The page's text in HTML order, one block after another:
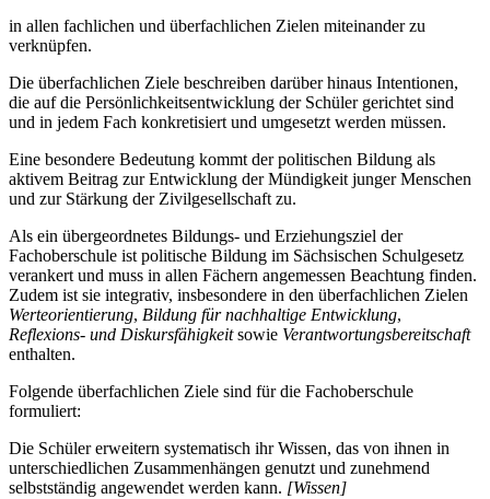
in allen fachlichen und überfachlichen Zielen miteinander zu
verknüpfen.
Die überfachlichen Ziele beschreiben darüber hinaus Intentionen,
die auf die Persönlichkeitsentwicklung der Schüler gerichtet sind
und in jedem Fach konkretisiert und umgesetzt werden müssen.
Eine besondere Bedeutung kommt der politischen Bildung als
aktivem Beitrag zur Entwicklung der Mündigkeit junger Menschen
und zur Stärkung der Zivilgesellschaft zu.
Als ein übergeordnetes Bildungs- und Erziehungsziel der
Fachoberschule ist politische Bildung im Sächsischen Schulgesetz
verankert und muss in allen Fächern angemessen Beachtung finden.
Zudem ist sie integrativ, insbesondere in den überfachlichen Zielen
Werteorientierung, Bildung für nachhaltige Entwicklung,
Reflexions- und Diskursfähigkeitsowie Verantwortungsbereitschaft
enthalten.
Folgende überfachlichen Ziele sind für die Fachoberschule
formuliert:
Die Schüler erweitern systematisch ihr Wissen, das von ihnen in
unterschiedlichen Zusammenhängen genutzt und zunehmend
selbstständig angewendet werden kann. [Wissen]